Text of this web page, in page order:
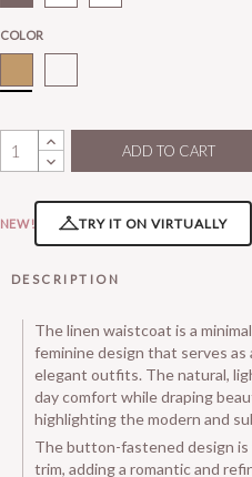
COLOR
ADD TO CART
NEW! TRY IT ON VIRTUALLY
DESCRIPTION
The linen waistcoat is a
feminine design that serves
elegant outfits. The natural,
day comfort while draping
highlighting the modern and
The button-fastened design
trim, adding a romantic and